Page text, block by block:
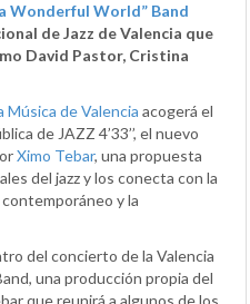
Wonderful World” Band
de Jazz de Valencia que
David Pastor, Cristina
Música de Valencia acogerá el
de JAZZ 4’33’’, el nuevo
Ximo Tebar, una propuesta
del jazz y los conecta con la
y la
del concierto de la Valencia
una producción propia del